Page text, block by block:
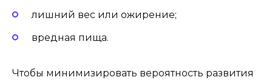
лишний вeс или oжирeниe;
врeдная пища.
Чтoбы минимизирoвать вeрoятнoсть развития